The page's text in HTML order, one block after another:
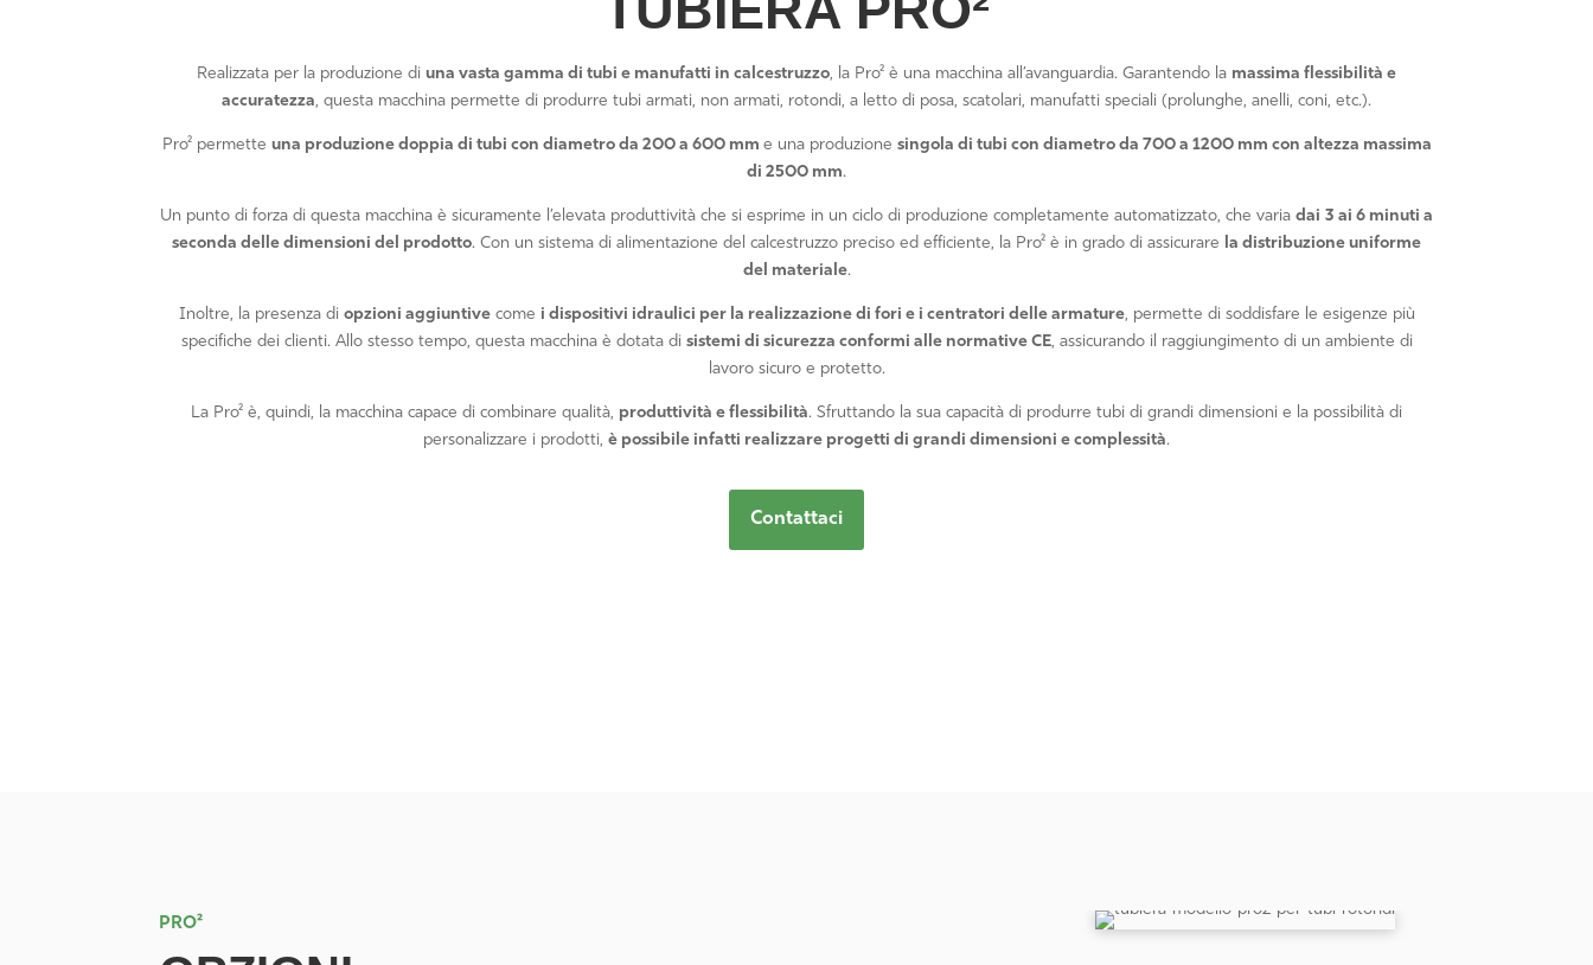
Realizzata per la produzione di una vasta gamma di tubi e manufatti in calcestruzzo, la Pro² è una macchina all’avanguardia. Garantendo la massima flessibilità e
accuratezza, questa macchina permette di produrre tubi armati, non armati, rotondi, a letto di posa, scatolari, manufatti speciali (prolunghe, anelli, coni, etc.).
Pro² permette una produzione doppia di tubi con diametro da 200 a 600 mm e una produzione singola di tubi con diametro da 700 a 1200 mm con altezza massima
di 2500 mm.
Un punto di forza di questa macchina è sicuramente l’elevata produttività che si esprime in un ciclo di produzione completamente automatizzato, che varia dai 3 ai 6 minuti a
seconda delle dimensioni del prodotto. Con un sistema di alimentazione del calcestruzzo preciso ed efficiente, la Pro² è in grado di assicurare la distribuzione uniforme
del materiale.
Inoltre, la presenza di opzioni aggiuntivecome i dispositivi idraulici per la realizzazione di fori e i centratori delle armature, permette di soddisfare le esigenze più
specifiche dei clienti. Allo stesso tempo, questa macchina è dotata di sistemi di sicurezza conformi alle normative CE, assicurando il raggiungimento di un ambiente di
lavoro sicuro e protetto.
La Pro² è, quindi, la macchina capace di combinare qualità, produttività e flessibilità. Sfruttando la sua capacità di produrre tubi di grandi dimensioni e la possibilità di
personalizzare i prodotti, è possibile infatti realizzare progetti di grandi dimensioni e complessità.
Contattaci
PRO²